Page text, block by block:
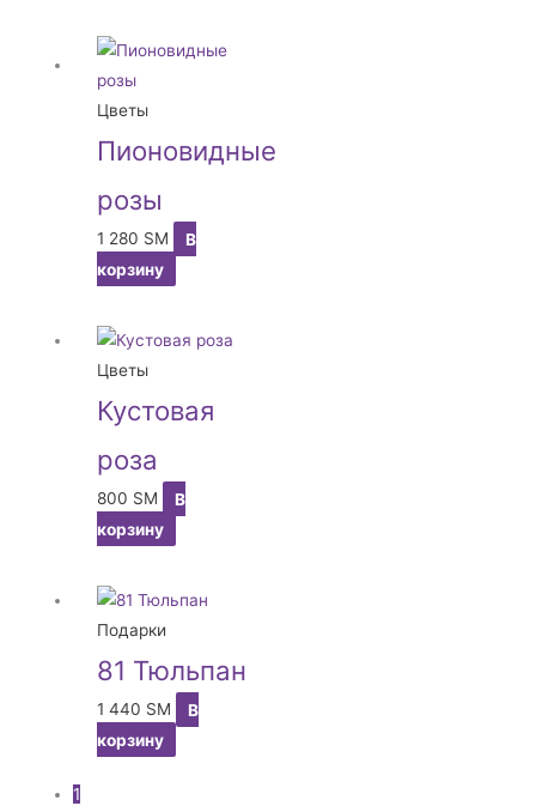
Цветы
Пионовидные
розы
1 280 ЅМ
В
корзину
Цветы
Кустовая
роза
800 ЅМ
В
корзину
Подарки
81 Тюльпан
1 440 ЅМ
В
корзину
1